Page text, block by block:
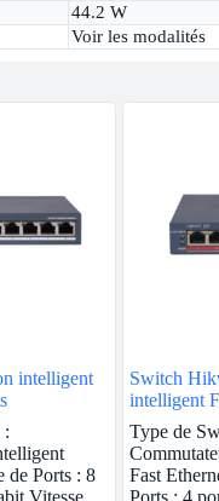
44.2 W
Voir les modalités
intelligent
:
de Ports : 8
Vitesse
Switch
intelligent
ports
Type de
Fast
Ports : 4